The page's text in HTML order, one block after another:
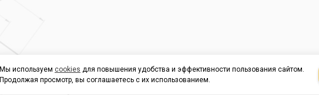
Мы используем cookies для повышения удобства и эффективности пользования сайтом.
Продолжая просмотр, вы соглашаетесь с их использованием.